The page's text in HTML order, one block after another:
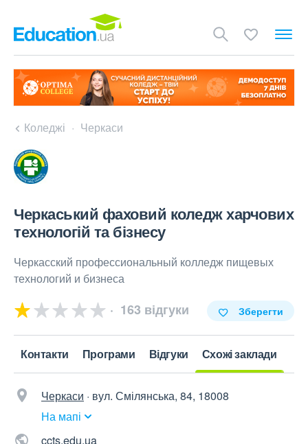
Коледжі Черкаси
Черкаський фаховий коледж харчових
технологій та бізнесу
Черкасский профессиональный колледж пищевых
технологий и бизнеса
163 відгуки Зберегти
Контакти Програми Відгуки Схожі заклади
Черкаси · вул. Смілянська, 84, 18008
На мапі
ccts.edu.ua